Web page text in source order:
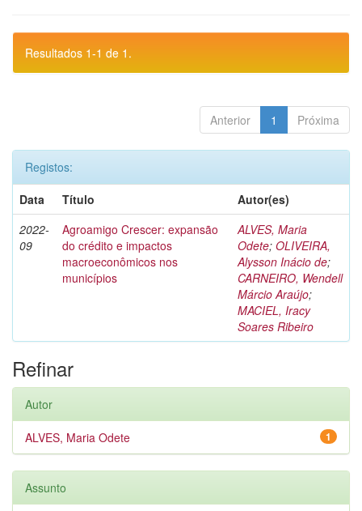
Resultados 1-1 de 1.
Anterior 1 Próxima
Registos:
Data
Título
Autor(es)
2022-
09
Agroamigo Crescer: expansão
do crédito e impactos
macroeconômicos nos
municípios
ALVES, Maria
Odete; OLIVEIRA,
Alysson Inácio de;
CARNEIRO, Wendell
Márcio Araújo;
MACIEL, Iracy
Soares Ribeiro
Refinar
Autor
1
ALVES, Maria Odete
Assunto